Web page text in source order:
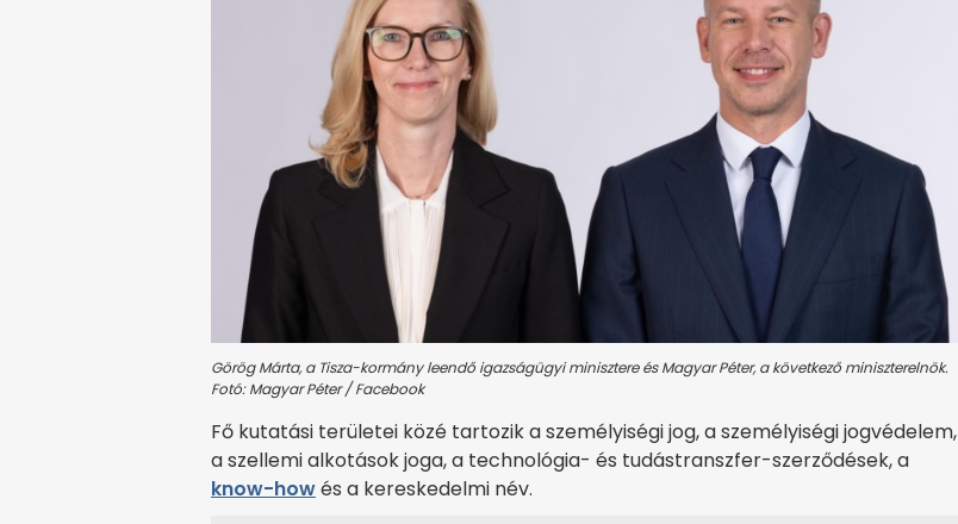
Görög Márta, a Tisza-kormány leendő igazságügyi minisztere és Magyar Péter, a következő miniszterelnök.
Fotó: Magyar Péter / Facebook
Fő kutatási területei közé tartozik a személyiségi jog, a személyiségi jogvédelem,
a szellemi alkotások joga, a technológia- és tudástranszfer-szerződések, a
know-howés a kereskedelmi név.